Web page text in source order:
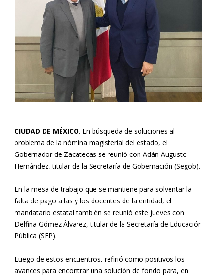
CIUDAD DE MÉXICO. En búsqueda de soluciones al
problema de la nómina magisterial del estado, el
Gobernador de Zacatecas se reunió con Adán Augusto
Hernández, titular de la Secretaría de Gobernación (Segob).
En la mesa de trabajo que se mantiene para solventar la
falta de pago a las y los docentes de la entidad, el
mandatario estatal también se reunió este jueves con
Delfina Gómez Álvarez, titular de la Secretaría de Educación
Pública (SEP).
Luego de estos encuentros, refirió como positivos los
avances para encontrar una solución de fondo para, en